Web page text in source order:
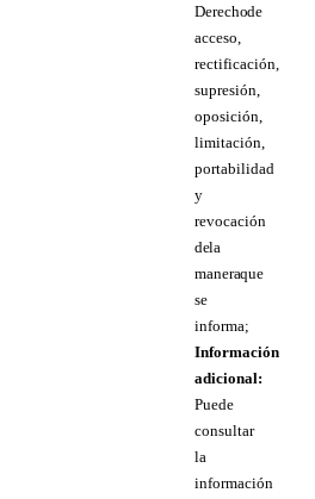
Derecho de
acceso,
rectificación,
supresión,
oposición,
limitación,
portabilidad
y
revocación
de la
manera que
se
informa;
Información
adicional:
Puede
consultar
la
información